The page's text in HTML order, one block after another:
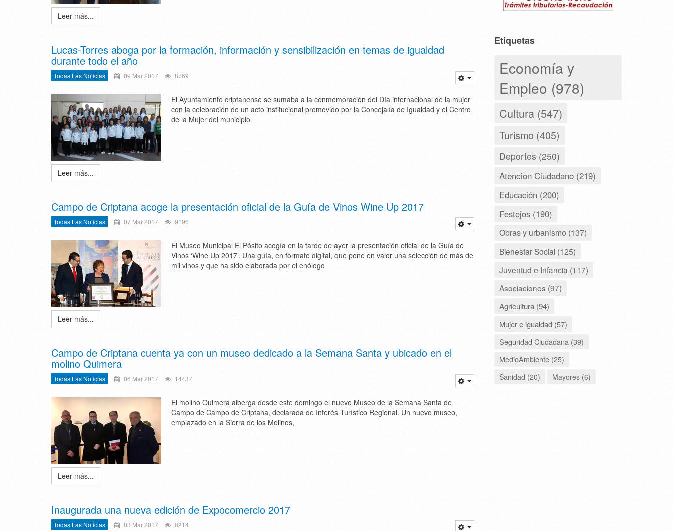
Leer más...
Lucas-Torres aboga por la formación, información y sensibilización en temas de igualdad
durante todo el año
Todas Las Noticias 09 Mar 2017 8769
El Ayuntamiento criptanense se sumaba a la conmemoración del Día internacional de la mujer
con la celebración de un acto institucional promovido por la Concejalía de Igualdad y el Centro
de la Mujer del municipio.
Leer más...
Campo de Criptana acoge la presentación oficial de la Guía de Vinos Wine Up 2017
Todas Las Noticias 07 Mar 2017 9196
El Museo Municipal El Pósito acogía en la tarde de ayer la presentación oficial de la Guía de
Vinos ‘Wine Up 2017’. Una guía, en formato digital, que pone en valor una selección de más de
mil vinos y que ha sido elaborada por el enólogo
Leer más...
Campo de Criptana cuenta ya con un museo dedicado a la Semana Santa y ubicado en el
molino Quimera
Todas Las Noticias 06 Mar 2017 14437
El molino Quimera alberga desde este domingo el nuevo Museo de la Semana Santa de
Campo de Campo de Criptana, declarada de Interés Turístico Regional. Un nuevo museo,
emplazado en la Sierra de los Molinos,
Leer más...
Inaugurada una nueva edición de Expocomercio 2017
Todas Las Noticias 03 Mar 2017 8214
Etiquetas
Economía y
Empleo (978)
Cultura (547)
Turismo (405)
Deportes (250)
Atencion Ciudadano (219)
Educación (200)
Festejos (190)
Obras y urbanismo (137)
Bienestar Social (125)
Juventud e Infancia (117)
Asociaciones (97)
Agricultura (94)
Mujer e igualdad (57)
Seguridad Ciudadana (39)
MedioAmbiente (25)
Sanidad (20)
Mayores (6)